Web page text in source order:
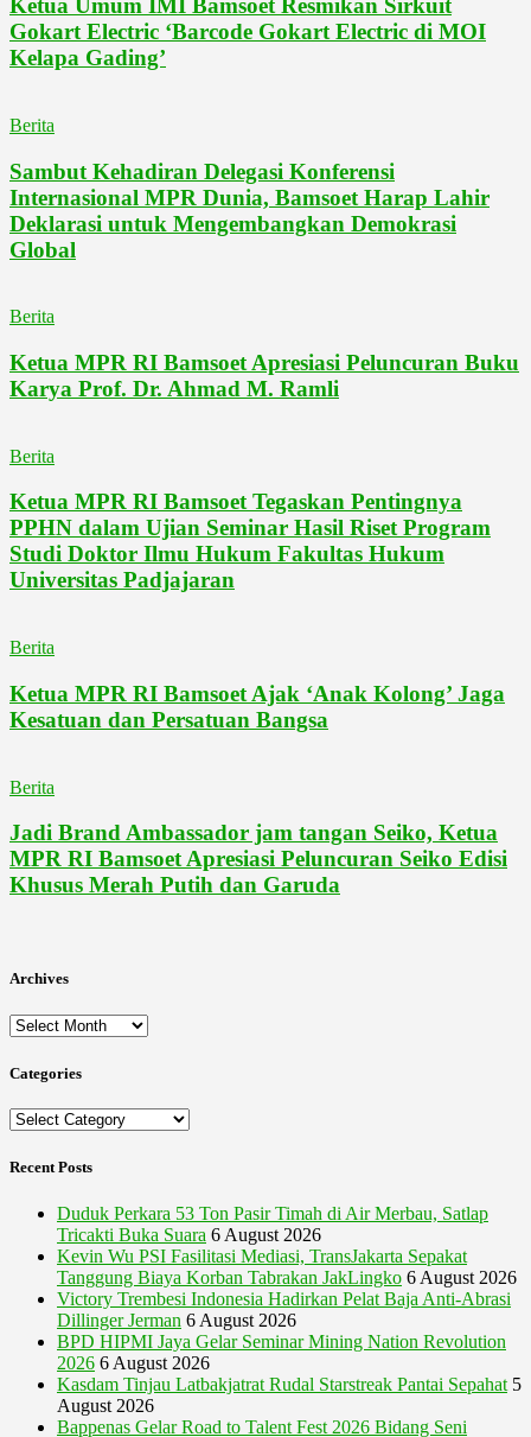
Ketua Umum IMI Bamsoet Resmikan Sirkuit
Gokart Electric ‘Barcode Gokart Electric di MOI
Kelapa Gading’
Berita
Sambut Kehadiran Delegasi Konferensi
Internasional MPR Dunia, Bamsoet Harap Lahir
Deklarasi untuk Mengembangkan Demokrasi
Global
Berita
Ketua MPR RI Bamsoet Apresiasi Peluncuran Buku
Karya Prof. Dr. Ahmad M. Ramli
Berita
Ketua MPR RI Bamsoet Tegaskan Pentingnya
PPHN dalam Ujian Seminar Hasil Riset Program
Studi Doktor Ilmu Hukum Fakultas Hukum
Universitas Padjajaran
Berita
Ketua MPR RI Bamsoet Ajak ‘Anak Kolong’ Jaga
Kesatuan dan Persatuan Bangsa
Berita
Jadi Brand Ambassador jam tangan Seiko, Ketua
MPR RI Bamsoet Apresiasi Peluncuran Seiko Edisi
Khusus Merah Putih dan Garuda
Archives
Archives
Categories
Categories
Recent Posts
Duduk Perkara 53 Ton Pasir Timah di Air Merbau, Satlap
Tricakti Buka Suara 6 August 2026
Kevin Wu PSI Fasilitasi Mediasi, TransJakarta Sepakat
Tanggung Biaya Korban Tabrakan JakLingko 6 August 2026
Victory Trembesi Indonesia Hadirkan Pelat Baja Anti-Abrasi
Dillinger Jerman 6 August 2026
BPD HIPMI Jaya Gelar Seminar Mining Nation Revolution
2026 6 August 2026
Kasdam Tinjau Latbakjatrat Rudal Starstreak Pantai Sepahat 5
August 2026
Bappenas Gelar Road to Talent Fest 2026 Bidang Seni